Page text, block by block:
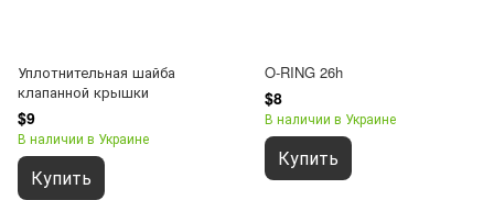
Уплотнительная шайба
клапанной крышки
$9
В наличии в Украине
Купить
O-RING 26h
$8
В наличии в Украине
Купить